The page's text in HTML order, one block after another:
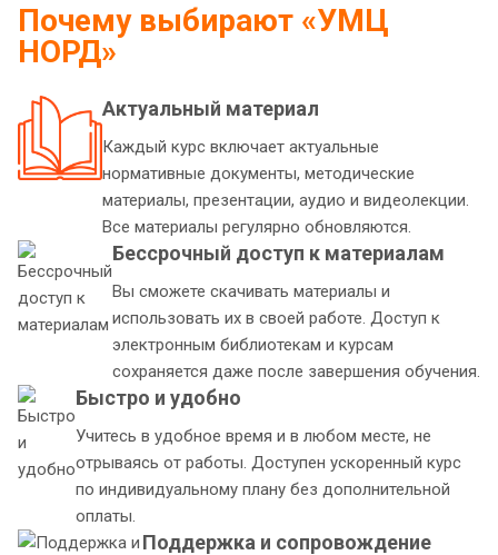
Почему выбирают «УМЦ
НОРД»
Актуальный материал
Каждый курс включает актуальные
нормативные документы, методические
материалы, презентации, аудио и видеолекции.
Все материалы регулярно обновляются.
Бессрочный доступ к материалам
Вы сможете скачивать материалы и
использовать их в своей работе. Доступ к
электронным библиотекам и курсам
сохраняется даже после завершения обучения.
Быстро и удобно
Учитесь в удобное время и в любом месте, не
отрываясь от работы. Доступен ускоренный курс
по индивидуальному плану без дополнительной
оплаты.
Поддержка и сопровождение